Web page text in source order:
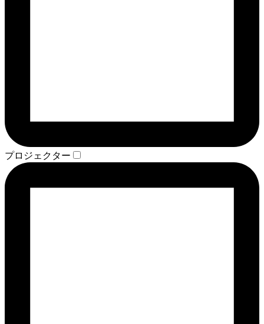
プロジェクター